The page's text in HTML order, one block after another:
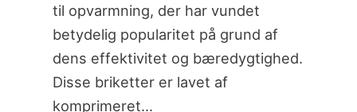
til opvarmning, der har vundet
betydelig popularitet på grund af
dens effektivitet og bæredygtighed.
Disse briketter er lavet af
komprimeret…